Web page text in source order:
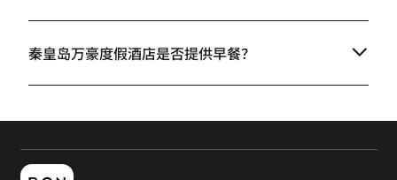
秦皇岛万豪度假酒店是否提供早餐？